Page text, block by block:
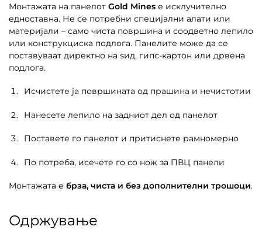
Монтажата на панелот Gold Mines е исклучително
едноставна. Не се потребни специјални алати или
материјали – само чиста површина и соодветно лепило
или конструкциска подлога. Панелите може да се
поставуваат директно на ѕид, гипс-картон или дрвена
подлога.
Исчистете ја површината од прашина и нечистотии
Нанесете лепило на задниот дел од панелот
Поставете го панелот и притиснете рамномерно
По потреба, исечете го со нож за ПВЦ панели
Монтажата е брза, чиста и без дополнителни трошоци.
Одржување